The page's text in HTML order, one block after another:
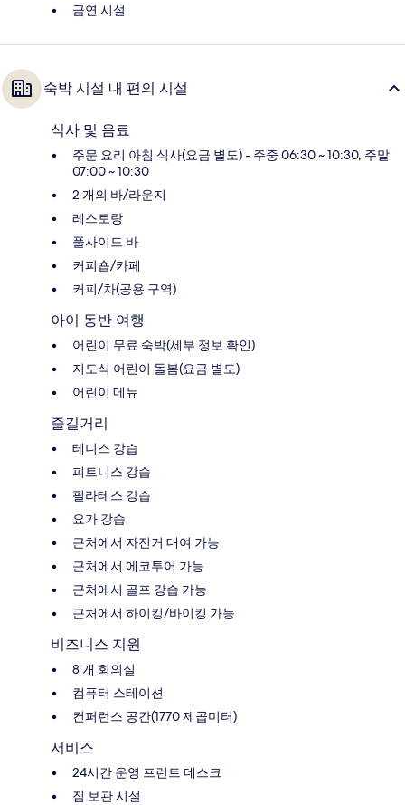
금연 시설
숙박 시설 내 편의 시설
식사 및 음료
주문 요리 아침 식사(요금 별도) - 주중 06:30 ~ 10:30, 주말
07:00 ~ 10:30
2 개의 바/라운지
레스토랑
풀사이드 바
커피숍/카페
커피/차(공용 구역)
아이 동반 여행
어린이 무료 숙박(세부 정보 확인)
지도식 어린이 돌봄(요금 별도)
어린이 메뉴
즐길거리
테니스 강습
피트니스 강습
필라테스 강습
요가 강습
근처에서 자전거 대여 가능
근처에서 에코투어 가능
근처에서 골프 강습 가능
근처에서 하이킹/바이킹 가능
비즈니스 지원
8 개 회의실
컴퓨터 스테이션
컨퍼런스 공간(1770 제곱미터)
서비스
24시간 운영 프런트 데스크
짐 보관 시설